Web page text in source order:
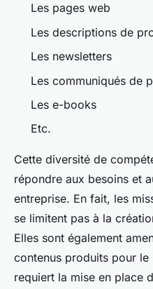
Les pages web
Les descriptions de
Les newsletters
Les communiqués de
Les e-books
Etc.
Cette diversité de
répondre aux besoins et
entreprise. En fait, les
se limitent pas à la
Elles sont également
contenus produits pour le
requiert la mise en place